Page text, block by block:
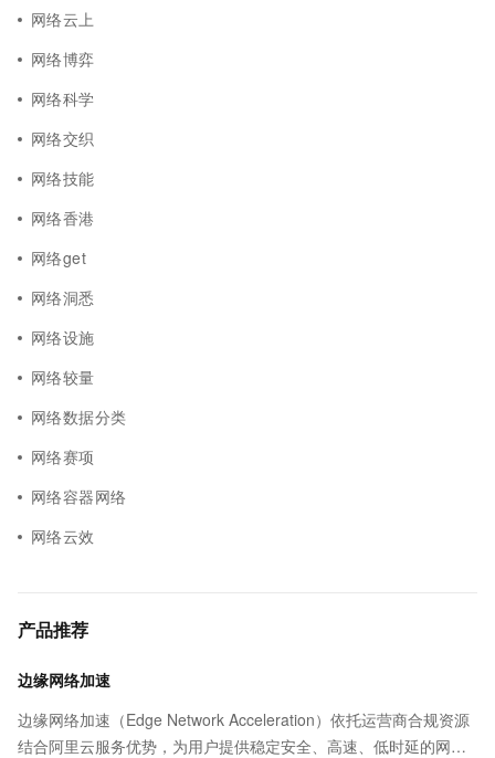
网络云上
网络博弈
网络科学
网络交织
网络技能
网络香港
网络get
网络洞悉
网络设施
网络较量
网络数据分类
网络赛项
网络容器网络
网络云效
产品推荐
边缘网络加速
边缘网络加速（Edge Network Acceleration）依托运营商合规资源
结合阿里云服务优势，为用户提供稳定安全、高速、低时延的网络